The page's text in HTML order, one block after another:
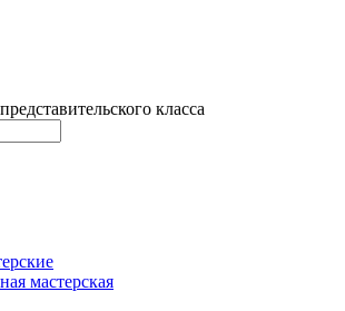
класса
мастерская